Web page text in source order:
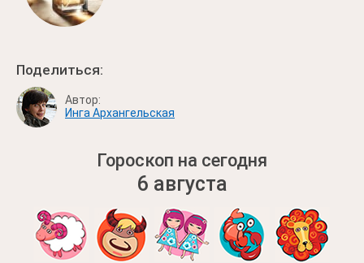
Поделиться:
Автор:
Инга Архангельская
Гороскоп на сегодня
6 августа